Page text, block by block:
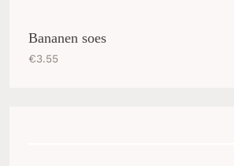
Bananen soes
€3.55